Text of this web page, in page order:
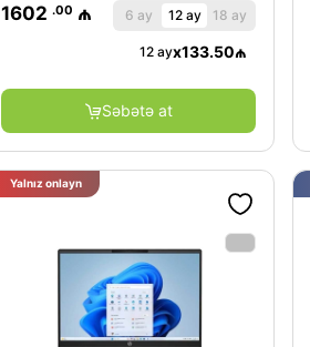
1602 .00 ₼ 6 ay 12 ay 18 ay
12 ayx133.50₼
Səbətə at
Yalnız onlayn